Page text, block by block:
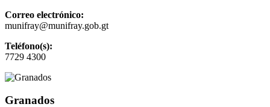
Correo electrónico:
munifray@munifray.gob.gt
Teléfono(s):
7729 4300
Granados